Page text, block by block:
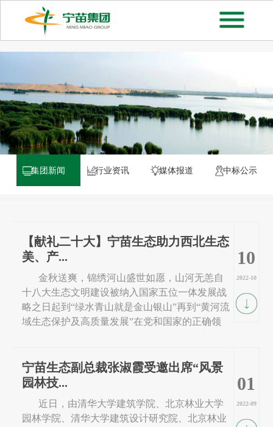
集团新闻 行业资讯 媒体报道 中标公示
【献礼二十大】宁苗生态助力西北生态
美、产...
金秋送爽，锦绣河山盛世如愿，山河无恙自
十八大生态文明建设被纳入国家五位一体发展战
略之日起到“绿水青山就是金山银山”再到“黄河流
域生态保护及高质量发展”在党和国家的正确领
（国高新科研引领）双专家（清华+宁苗）服务
模式...
10
2022-10
宁苗生态副总裁张淑霞受邀出席“风景
园林技...
近日，由清华大学建筑学院、北京林业大学
园林学院、清华大学建筑设计研究院、北京林业
01
2022-09